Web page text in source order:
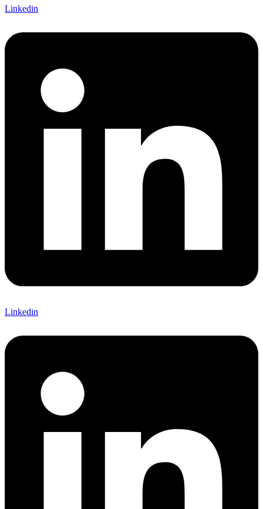
Linkedin
Linkedin